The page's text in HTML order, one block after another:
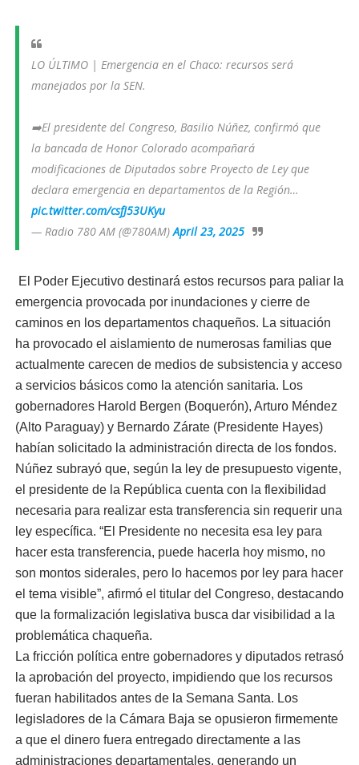
LO ÚLTIMO | Emergencia en el Chaco: recursos será
manejados por la SEN.
➡️El presidente del Congreso, Basilio Núñez, confirmó que
la bancada de Honor Colorado acompañará
modificaciones de Diputados sobre Proyecto de Ley que
declara emergencia en departamentos de la Región…
pic.twitter.com/csfJ53UKyu
— Radio 780 AM (@780AM)April 23, 2025
El Poder Ejecutivo destinará estos recursos para paliar la
emergencia provocada por inundaciones y cierre de
caminos en los departamentos chaqueños. La situación
ha provocado el aislamiento de numerosas familias que
actualmente carecen de medios de subsistencia y acceso
a servicios básicos como la atención sanitaria. Los
gobernadores Harold Bergen (Boquerón), Arturo Méndez
(Alto Paraguay) y Bernardo Zárate (Presidente Hayes)
habían solicitado la administración directa de los fondos.
Núñez subrayó que, según la ley de presupuesto vigente,
el presidente de la República cuenta con la flexibilidad
necesaria para realizar esta transferencia sin requerir una
ley específica. “El Presidente no necesita esa ley para
hacer esta transferencia, puede hacerla hoy mismo, no
son montos siderales, pero lo hacemos por ley para hacer
el tema visible”, afirmó el titular del Congreso, destacando
que la formalización legislativa busca dar visibilidad a la
problemática chaqueña.
La fricción política entre gobernadores y diputados retrasó
la aprobación del proyecto, impidiendo que los recursos
fueran habilitados antes de la Semana Santa. Los
legisladores de la Cámara Baja se opusieron firmemente
a que el dinero fuera entregado directamente a las
administraciones departamentales, generando un